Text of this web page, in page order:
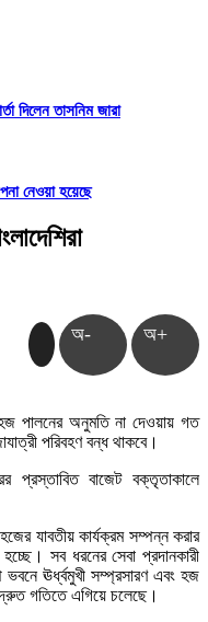
দিলেন তাসনিম জারা
নেওয়া হয়েছে
অ- অ+
পালনের অনুমতি না দেওয়ায় গত
পরিবহণ বন্ধ থাকবে।
প্রস্তাবিত বাজেট বক্তৃতাকালে
যাবতীয় কার্যক্রম সম্পন্ন করার
সব ধরনের সেবা প্রদানকারী
ঊর্ধ্বমুখী সম্প্রসারণ এবং হজ
গতিতে এগিয়ে চলেছে।